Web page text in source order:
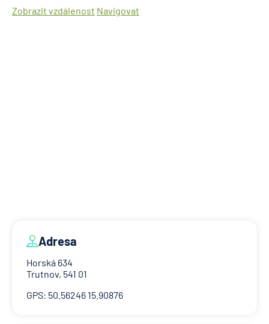
Zobrazit vzdálenost Navigovat
Adresa
Horská 634
Trutnov, 541 01
GPS: 50.56246 15.90876